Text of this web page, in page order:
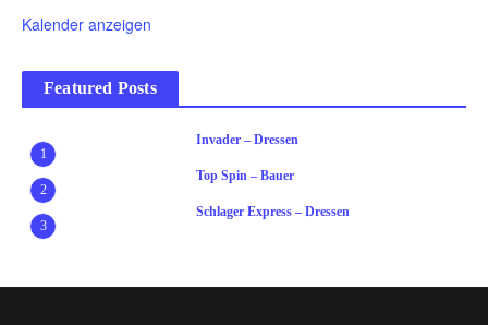
Kalender anzeigen
Featured Posts
1
Invader – Dressen
2
Top Spin – Bauer
3
Schlager Express – Dressen